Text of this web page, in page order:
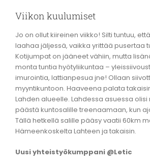
Viikon kuulumiset
Jo on ollut kiireinen viikko! Silti tuntuu,
laahaa jäljessä, vaikka yrittää pusertaa
Kotijumpat on jääneet vähiin, mutta
monta tuntia hyötyliikuntaa –
imurointia, lattianpesua jne! Ollaan
myyntikuntoon. Haaveena palata
Lahden alueelle. Lahdessa asuessa
päästä kuntosalille treenaamaan, kun
Tällä hetkellä salille pääsy vaatii 60km
Hämeenkoskelta Lahteen ja takaisin.
Uusi yhteistyökumppani @Letic